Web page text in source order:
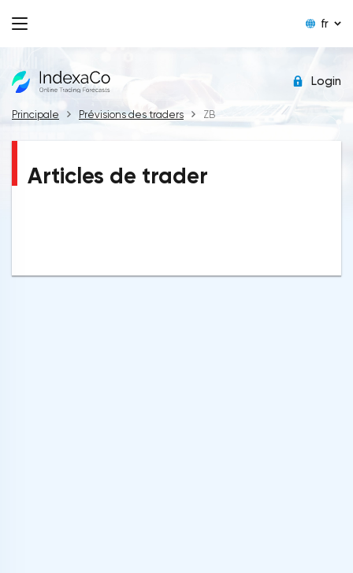
fr
Login
Principale Prévisions des traders ZB
Articles de trader